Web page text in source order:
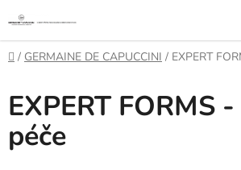
na
obsah
Domů
/ GERMAINE DE CAPUCCINI / EXPERT
EXPERT FORMS
péče